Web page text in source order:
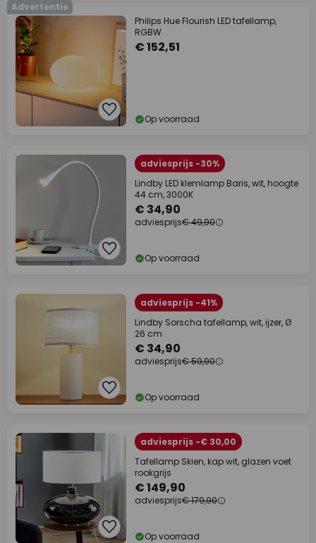
Advertentie
Philips Hue Flourish LED tafellamp,
RGBW
€ 152,51
Op voorraad
adviesprijs -30%
Lindby LED klemlamp Baris, wit, hoogte
44 cm, 3000K
€ 34,90
adviesprijs€ 49,90
Op voorraad
adviesprijs -41%
Lindby Sorscha tafellamp, wit, ijzer, Ø
26 cm
€ 34,90
adviesprijs€ 59,90
Op voorraad
adviesprijs -€ 30,00
Tafellamp Skien, kap wit, glazen voet
rookgrijs
€ 149,90
adviesprijs€ 179,90
Op voorraad